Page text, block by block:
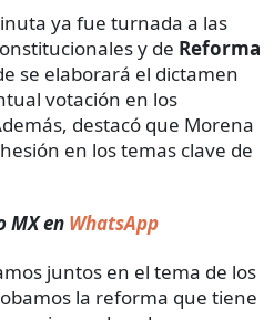
ya fue turnada a las
y de Reforma
se elaborará el dictamen
votación en los
destacó que Morena
en los temas clave de
MX en WhatsApp
juntos en el tema de los
la reforma que tiene